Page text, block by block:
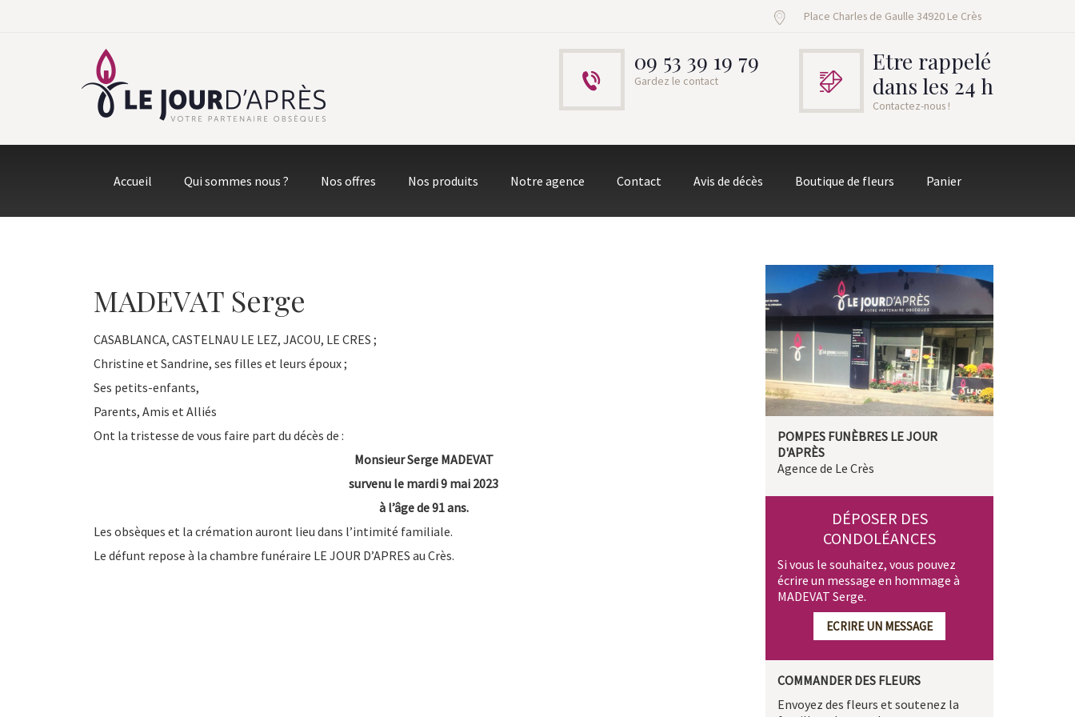
Place Charles de Gaulle 34920 Le Crès
Etre rappelé
dans les 24 h
Contactez-nous !
09 53 39 19 79
Gardez le contact
Accueil Qui sommes nous ? Nos offres Nos produits Notre agence Contact Avis de décès Boutique de fleurs Panier
MADEVAT Serge
CASABLANCA, CASTELNAU LE LEZ, JACOU, LE CRES ;
Christine et Sandrine, ses filles et leurs époux ;
Ses petits-enfants,
Parents, Amis et Alliés
Ont la tristesse de vous faire part du décès de :
Monsieur Serge MADEVAT
survenu le mardi 9 mai 2023
à l’âge de 91 ans.
Les obsèques et la crémation auront lieu dans l’intimité familiale.
Le défunt repose à la chambre funéraire LE JOUR D’APRES au Crès.
POMPES FUNÈBRES LE JOUR
D'APRÈS
Agence de Le Crès
DÉPOSER DES
CONDOLÉANCES
Si vous le souhaitez, vous pouvez
écrire un message en hommage à
MADEVAT Serge.
ECRIRE UN MESSAGE
COMMANDER DES FLEURS
Envoyez des fleurs et soutenez la